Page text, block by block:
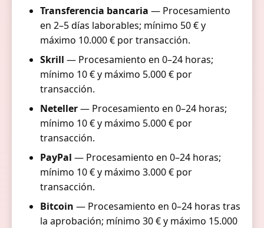
Transferencia bancaria — Procesamiento
en 2–5 días laborables; mínimo 50 € y
máximo 10.000 € por transacción.
Skrill — Procesamiento en 0–24 horas;
mínimo 10 € y máximo 5.000 € por
transacción.
Neteller— Procesamiento en 0–24 horas;
mínimo 10 € y máximo 5.000 € por
transacción.
PayPal — Procesamiento en 0–24 horas;
mínimo 10 € y máximo 3.000 € por
transacción.
Bitcoin — Procesamiento en 0–24 horas tras
la aprobación; mínimo 30 € y máximo 15.000